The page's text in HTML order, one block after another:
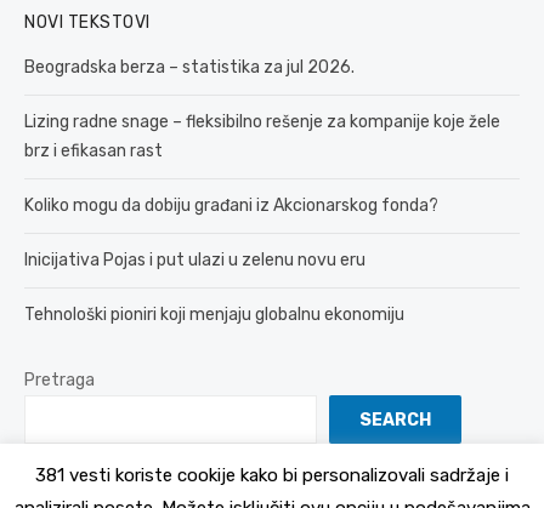
NOVI TEKSTOVI
Beogradska berza – statistika za jul 2026.
Lizing radne snage – fleksibilno rešenje za kompanije koje žele
brz i efikasan rast
Koliko mogu da dobiju građani iz Akcionarskog fonda?
Inicijativa Pojas i put ulazi u zelenu novu eru
Tehnološki pioniri koji menjaju globalnu ekonomiju
Pretraga
SEARCH
381 vesti koriste cookije kako bi personalizovali sadržaje i